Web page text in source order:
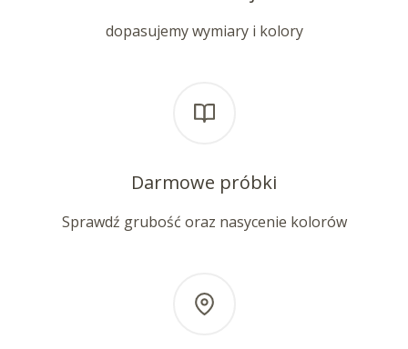
dopasujemy wymiary i kolory
Darmowe próbki
Sprawdź grubość oraz nasycenie kolorów